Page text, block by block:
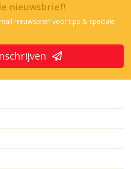
nieuwsbrief!
nieuwsbrief voor tips & speciale